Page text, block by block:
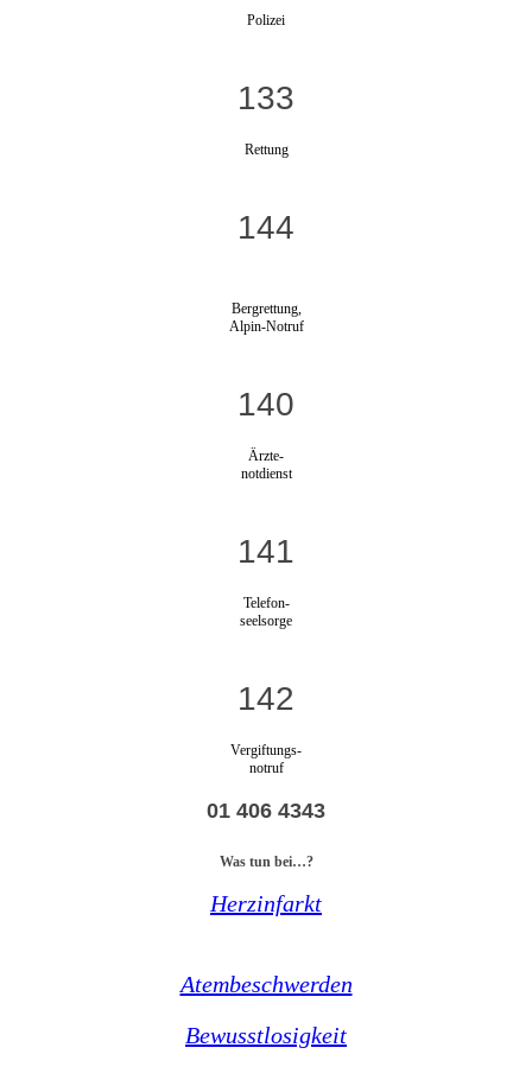
Polizei
133
Rettung
144
Bergrettung,
Alpin-Notruf
140
Ärzte-
notdienst
141
Telefon-
seelsorge
142
Vergiftungs-
notruf
01 406 4343
Was tun bei…?
Herzinfarkt
Atembeschwerden
Bewusstlosigkeit